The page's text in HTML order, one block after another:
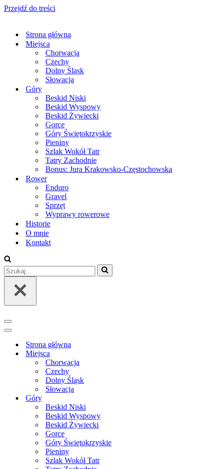
Przejdź do treści
Strona główna
Miejsca
Chorwacja
Czechy
Dolny Śląsk
Słowacja
Góry
Beskid Niski
Beskid Wyspowy
Beskid Żywiecki
Gorce
Góry Świętokrzyskie
Pieniny
Szlak Wokół Tatr
Tatry Zachodnie
Bonus: Jura Krakowsko-Częstochowska
Rower
Enduro
Gravel
Sprzęt
Wyprawy rowerowe
Historie
O mnie
Kontakt
Szukaj...
Menu
nawigacji
Menu
nawigacjiStrona główna
Miejsca
Chorwacja
Czechy
Dolny Śląsk
Słowacja
Góry
Beskid Niski
Beskid Wyspowy
Beskid Żywiecki
Gorce
Góry Świętokrzyskie
Pieniny
Szlak Wokół Tatr